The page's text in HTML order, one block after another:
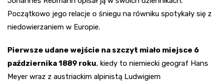
Początkowo jego relacje o śniegu na równiku spotykały się z
niedowierzaniem w Europie.
Pierwsze udane wejście na szczyt miało miejsce 6
października 1889 roku, kiedy to niemiecki geograf Hans
Meyer wraz z austriackim alpinistą Ludwigiem